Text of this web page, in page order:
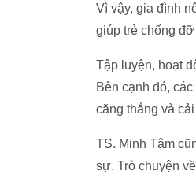
Vì vậy, gia đình
giúp trẻ chống
Tập luyện, hoạt
Bên cạnh đó,
căng thẳng và
TS. Minh Tâm
sự. Trò chuyện